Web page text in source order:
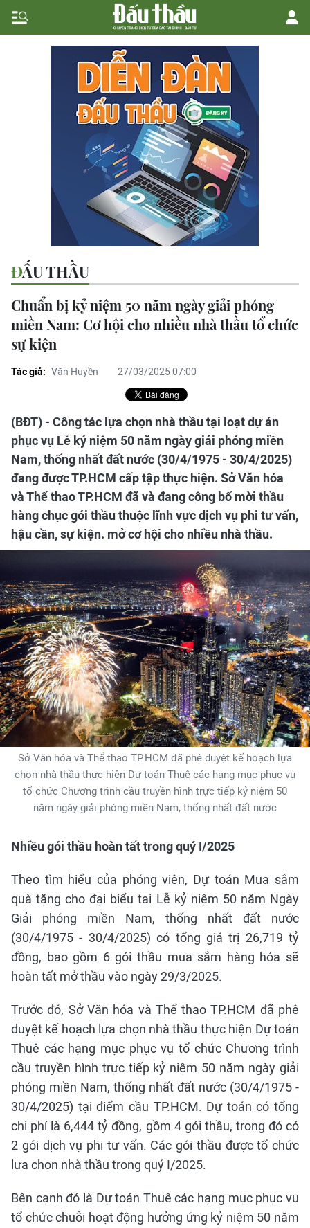
ĐẤU THẦU
Chuẩn bị kỷ niệm 50 năm ngày giải phóng
miền Nam: Cơ hội cho nhiều nhà thầu tổ chức
sự kiện
Tác giả: Văn Huyền 27/03/2025 07:00
(BĐT) - Công tác lựa chọn nhà thầu tại loạt dự án
phục vụ Lễ kỷ niệm 50 năm ngày giải phóng miền
Nam, thống nhất đất nước (30/4/1975 - 30/4/2025)
đang được TP.HCM cấp tập thực hiện. Sở Văn hóa
và Thể thao TP.HCM đã và đang công bố mời thầu
hàng chục gói thầu thuộc lĩnh vực dịch vụ phi tư vấn,
hậu cần, sự kiện. mở cơ hội cho nhiều nhà thầu.
Sở Văn hóa và Thể thao TP.HCM đã phê duyệt kế hoạch lựa
chọn nhà thầu thực hiện Dự toán Thuê các hạng mục phục vụ
tổ chức Chương trình cầu truyền hình trực tiếp kỷ niệm 50
năm ngày giải phóng miền Nam, thống nhất đất nước
Nhiều gói thầu hoàn tất trong quý I/2025
Theo tìm hiểu của phóng viên, Dự toán Mua sắm
quà tặng cho đại biểu tại Lễ kỷ niệm 50 năm Ngày
Giải phóng miền Nam, thống nhất đất nước
(30/4/1975 - 30/4/2025) có tổng giá trị 26,719 tỷ
đồng, bao gồm 6 gói thầu mua sắm hàng hóa sẽ
hoàn tất mở thầu vào ngày 29/3/2025.
Trước đó, Sở Văn hóa và Thể thao TP.HCM đã phê
duyệt kế hoạch lựa chọn nhà thầu thực hiện Dự toán
Thuê các hạng mục phục vụ tổ chức Chương trình
cầu truyền hình trực tiếp kỷ niệm 50 năm ngày giải
phóng miền Nam, thống nhất đất nước (30/4/1975 -
30/4/2025) tại điểm cầu TP.HCM. Dự toán có tổng
chi phí là 6,444 tỷ đồng, gồm 4 gói thầu, trong đó có
2 gói dịch vụ phi tư vấn. Các gói thầu được tổ chức
lựa chọn nhà thầu trong quý I/2025.
Bên cạnh đó là Dự toán Thuê các hạng mục phục vụ
tổ chức chuỗi hoạt động hưởng ứng kỷ niệm 50 năm